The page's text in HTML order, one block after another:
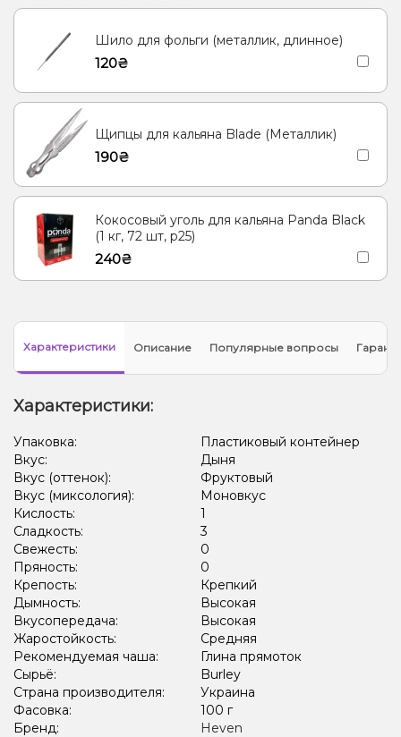
Шило для фольги (металлик, длинное)
120₴
Щипцы для кальяна Blade (Металлик)
190₴
Кокосовый уголь для кальяна Panda Black
(1 кг, 72 шт, р25)
240₴
Характеристики Описание Популярные вопросы
Характеристики:
Упаковка:
Пластиковый контейнер
Вкус:
Дыня
Вкус (оттенок):
Фруктовый
Вкус (миксология):
Моновкус
Кислость:
1
Сладкость:
3
Свежесть:
0
Пряность:
0
Крепость:
Крепкий
Дымность:
Высокая
Вкусопередача:
Высокая
Жаростойкость:
Средняя
Рекомендуемая чаша:
Глина прямоток
Сырьё:
Burley
Страна производителя:
Украина
Фасовка:
100 г
Бренд:
Heven